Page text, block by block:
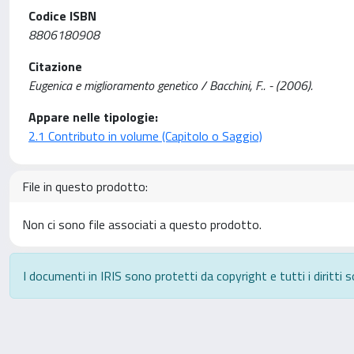
Codice ISBN
8806180908
Citazione
Eugenica e miglioramento genetico / Bacchini, F.. - (2006).
Appare nelle tipologie:
2.1 Contributo in volume (Capitolo o Saggio)
File in questo prodotto:
Non ci sono file associati a questo prodotto.
I documenti in IRIS sono protetti da copyright e tutti i diritti